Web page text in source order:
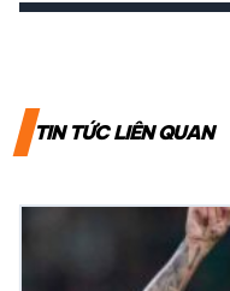
TIN TỨC LIÊN QUAN